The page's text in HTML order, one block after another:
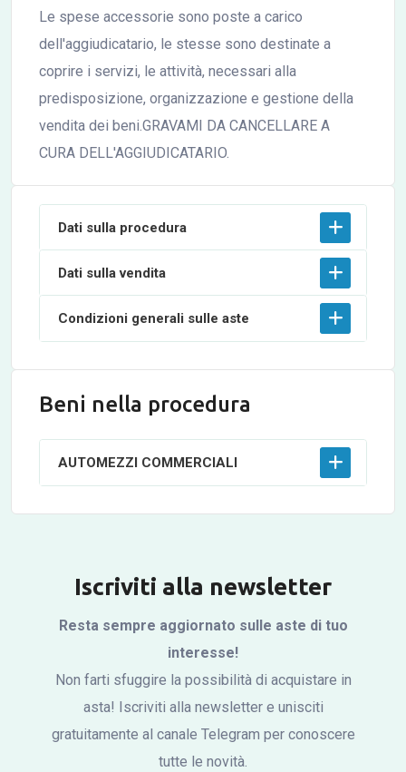
Le spese accessorie sono poste a carico
dell'aggiudicatario, le stesse sono destinate a
coprire i servizi, le attività, necessari alla
predisposizione, organizzazione e gestione della
vendita dei beni.GRAVAMI DA CANCELLARE A
CURA DELL'AGGIUDICATARIO.
Dati sulla procedura
Dati sulla vendita
Condizioni generali sulle aste
Beni nella procedura
AUTOMEZZI COMMERCIALI
Iscriviti alla newsletter
Resta sempre aggiornato sulle aste di tuo
interesse!
Non farti sfuggire la possibilità di acquistare in
asta! Iscriviti alla newsletter e unisciti
gratuitamente al canale Telegram per conoscere
tutte le novità.